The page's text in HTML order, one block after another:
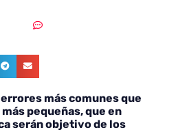
más comunes que
pequeñas, que en
serán objetivo de los